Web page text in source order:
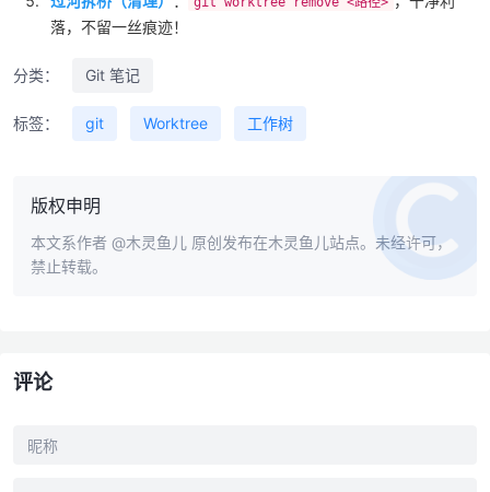
落，不留一丝痕迹！
分类： Git 笔记
标签： git Worktree 工作树
版权申明
本文系作者 @木灵鱼儿 原创发布在木灵鱼儿站点。未经许可，
禁止转载。
评论